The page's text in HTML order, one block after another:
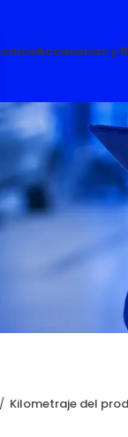
Accesorios y
Kilometraje del